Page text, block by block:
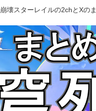
崩壊スターレイルの2chとXの